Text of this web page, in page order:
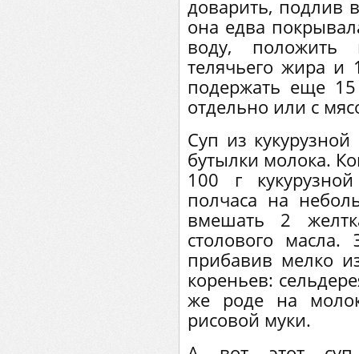
доварить, подлив
она едва
воду,
телячьего жира и
подержать еще
отдельно или с
Суп из
бутылки молока.
100 г
полчаса на
вмешать 2
столового
прибавив мелко
кореньев:
же роде на
рисовой муки.